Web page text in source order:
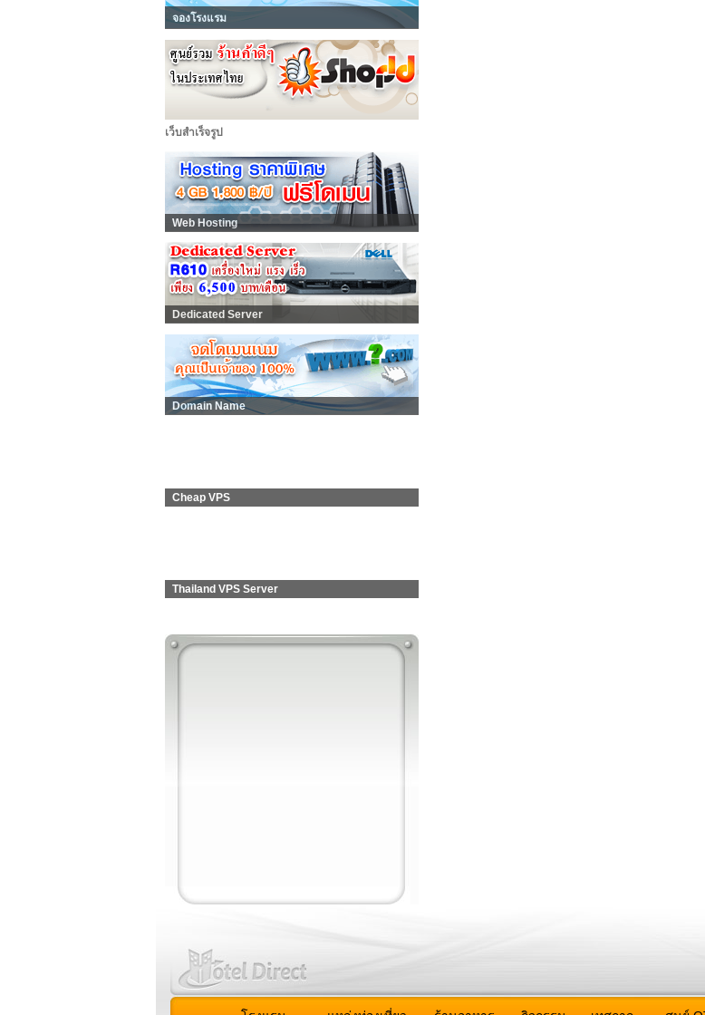
จองโรงแรม
เว็บสำเร็จรูป
Web Hosting
Dedicated Server
Domain Name
Cheap VPS
Thailand VPS Server